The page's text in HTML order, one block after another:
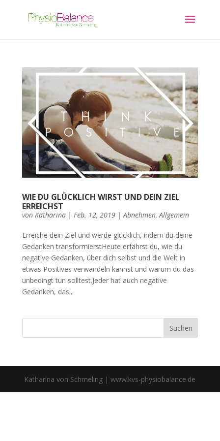
WIE DU GLÜCKLICH WIRST UND DEIN ZIEL
ERREICHST
von Katharina| Feb. 12, 2019|Abnehmen,Allgemein
Erreiche dein Ziel und werde glücklich, indem du deine
Gedanken transformierstHeute erfährst du, wie du
negative Gedanken, über dich selbst und die Welt in
etwas Positives verwandeln kannst und warum du das
unbedingt tun solltest.Jeder hat auch negative
Gedanken, das...
Katharina von Schmeling | www.kvs-physiobalance.de